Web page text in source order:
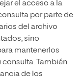
el acceso a la
por parte de
del archivo
sino
mantenerlos
También
de los